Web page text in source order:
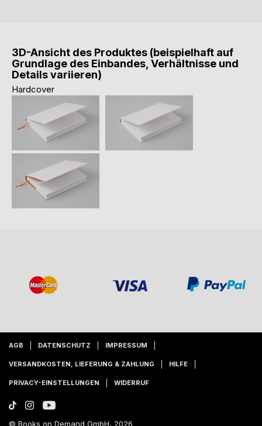
3D-Ansicht des Produktes (beispielhaft auf
Grundlage des Einbandes, Verhältnisse und
Details variieren)
Hardcover
AGB DATENSCHUTZ IMPRESSUM
VERSANDKOSTEN, LIEFERUNG & ZAHLUNG HILFE
PRIVACY-EINSTELLUNGEN WIDERRUF
© Books on Demand GmbH, 2026